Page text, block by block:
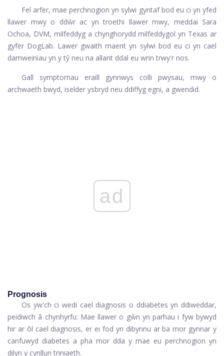
Fel arfer, mae perchnogion yn sylwi gyntaf bod eu ci yn yfed
llawer mwy o ddŵr ac yn troethi llawer mwy, meddai Sara
Ochoa, DVM, milfeddyg a chynghorydd milfeddygol yn Texas ar
gyfer DogLab. Lawer gwaith maent yn sylwi bod eu ci yn cael
damweiniau yn y tŷ neu na allant ddal eu wrin trwy'r nos.
Gall symptomau eraill gynnwys colli pwysau, mwy o
archwaeth bwyd, iselder ysbryd neu ddiffyg egni, a gwendid.
ad
Prognosis
Os yw'ch ci wedi cael diagnosis o ddiabetes yn ddiweddar,
peidiwch â chynhyrfu: Mae llawer o gŵn yn parhau i fyw bywyd
hir ar ôl cael diagnosis, er ei fod yn dibynnu ar ba mor gynnar y
canfuwyd diabetes a pha mor dda y mae eu perchnogion yn
dilyn y cynllun triniaeth.